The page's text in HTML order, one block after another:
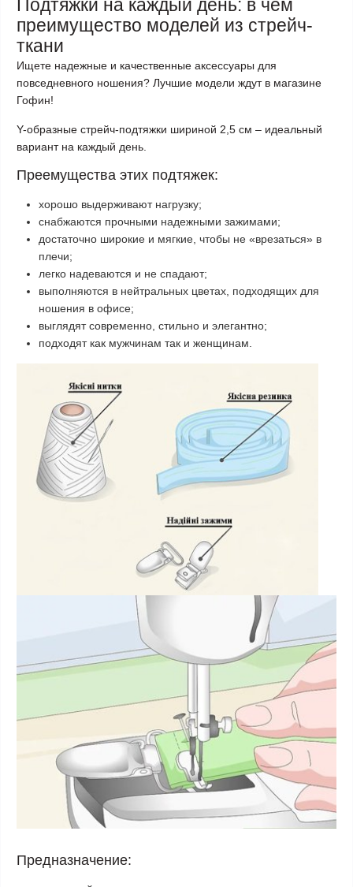
Подтяжки на каждый день: в чем
преимущество моделей из стрейч-
ткани
Ищете надежные и качественные аксессуары для
повседневного ношения? Лучшие модели ждут в магазине
Гофин!
Y-образные стрейч-подтяжки шириной 2,5 см – идеальный
вариант на каждый день.
Преемущества этих подтяжек:
хорошо выдерживают нагрузку;
снабжаются прочными надежными зажимами;
достаточно широкие и мягкие, чтобы не «врезаться» в
плечи;
легко надеваются и не спадают;
выполняются в нейтральных цветах, подходящих для
ношения в офисе;
выглядят современно, стильно и элегантно;
подходят как мужчинам так и женщинам.
Предназначение: